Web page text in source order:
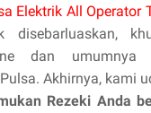
Elektrik All Operator
disebarluaskan,
dan umumnya
Akhirnya, kami
Rezeki Anda